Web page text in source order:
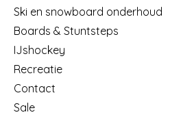
Ski en snowboard onderhoud
Boards & Stuntsteps
IJshockey
Recreatie
Contact
Sale